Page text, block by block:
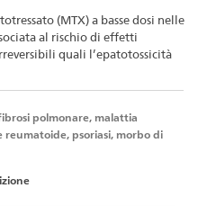
(MTX) a basse dosi nelle
al rischio di effetti
quali l’epatotossicità
polmonare, malattia
psoriasi, morbo di